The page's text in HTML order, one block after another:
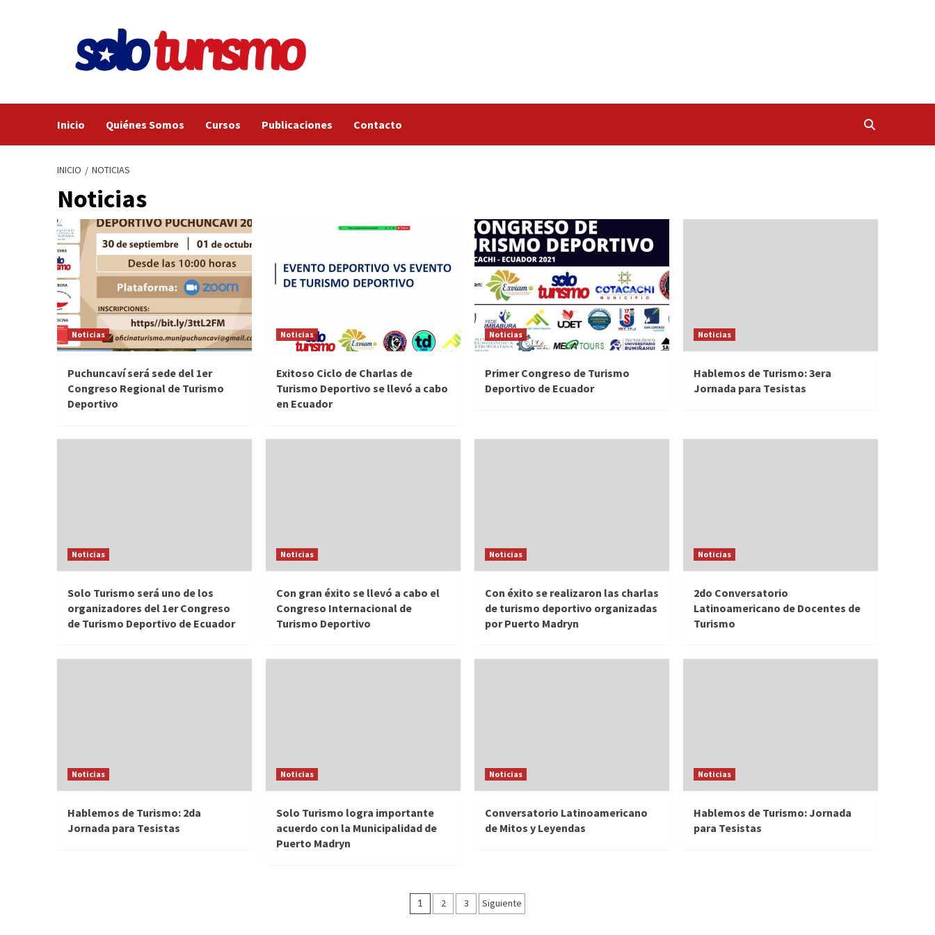
Inicio Quiénes Somos Cursos Publicaciones Contacto
INICIO NOTICIAS
Noticias
Noticias
Puchuncaví será sede del 1er
Congreso Regional de Turismo
Deportivo
Noticias
Exitoso Ciclo de Charlas de
Turismo Deportivo se llevó a cabo
en Ecuador
Noticias
Primer Congreso de Turismo
Deportivo de Ecuador
Noticias
Hablemos de Turismo: 3era
Jornada para Tesistas
Noticias
Solo Turismo será uno de los
organizadores del 1er Congreso
de Turismo Deportivo de Ecuador
Noticias
Con gran éxito se llevó a cabo el
Congreso Internacional de
Turismo Deportivo
Noticias
Con éxito se realizaron las charlas
de turismo deportivo organizadas
por Puerto Madryn
Noticias
2do Conversatorio
Latinoamericano de Docentes de
Turismo
Noticias
Hablemos de Turismo: 2da
Jornada para Tesistas
Noticias
Solo Turismo logra importante
acuerdo con la Municipalidad de
Puerto Madryn
Noticias
Conversatorio Latinoamericano
de Mitos y Leyendas
Noticias
Hablemos de Turismo: Jornada
para Tesistas
Navegación
1 2 3 Siguiente